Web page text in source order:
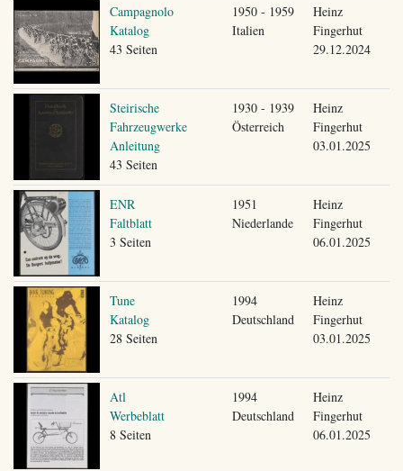
Campagnolo
Katalog
43 Seiten
1950 - 1959
Italien
Heinz
Fingerhut
29.12.2024
Steirische
Fahrzeugwerke
Anleitung
43 Seiten
1930 - 1939
Österreich
Heinz
Fingerhut
03.01.2025
ENR
Faltblatt
3 Seiten
1951
Niederlande
Heinz
Fingerhut
06.01.2025
Tune
Katalog
28 Seiten
1994
Deutschland
Heinz
Fingerhut
03.01.2025
Atl
Werbeblatt
8 Seiten
1994
Deutschland
Heinz
Fingerhut
06.01.2025